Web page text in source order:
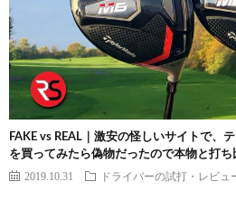
FAKE vs REAL｜激安の怪しいサイトで、
を買ってみたら偽物だったので本物と打ち
2019.10.31 ドライバーの試打・レビュ